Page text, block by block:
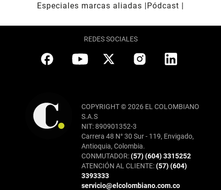
Especiales marcas aliadas
Pódcast
REDES SOCIALES
COPYRIGHT © 2026 EL COLOMBIANO
S.A.S
NIT: 890901352-3
Carrera 48 N° 30 Sur - 119, Envigado,
Antioquia, Colombia.
CONMUTADOR:(57) (604) 3315252
ATENCIÓN AL CLIENTE:(57) (604)
3393333
servicio@elcolombiano.com.co